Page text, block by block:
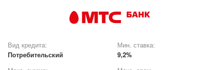
Вид кредита:
Потребительский
Мин. ставка:
9,2%